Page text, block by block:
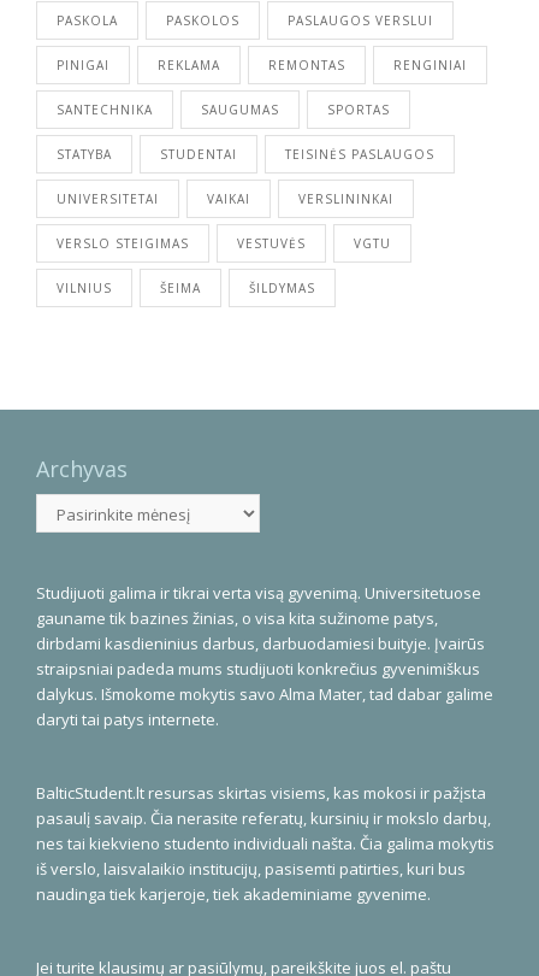
PASKOLA PASKOLOS PASLAUGOS VERSLUI
PINIGAI REKLAMA REMONTAS RENGINIAI
SANTECHNIKA SAUGUMAS SPORTAS
STATYBA STUDENTAI TEISINĖS PASLAUGOS
UNIVERSITETAI VAIKAI VERSLININKAI
VERSLO STEIGIMAS VESTUVĖS VGTU
VILNIUS ŠEIMA ŠILDYMAS
Archyvas
Studijuoti galima ir tikrai verta visą gyvenimą. Universitetuose
gauname tik bazines žinias, o visa kita sužinome patys,
dirbdami kasdieninius darbus, darbuodamiesi buityje. Įvairūs
straipsniai padeda mums studijuoti konkrečius gyvenimiškus
dalykus. Išmokome mokytis savo Alma Mater, tad dabar galime
daryti tai patys internete.
BalticStudent.lt resursas skirtas visiems, kas mokosi ir pažįsta
pasaulį savaip. Čia nerasite referatų, kursinių ir mokslo darbų,
nes tai kiekvieno studento individuali našta. Čia galima mokytis
iš verslo, laisvalaikio institucijų, pasisemti patirties, kuri bus
naudinga tiek karjeroje, tiek akademiniame gyvenime.
Jei turite klausimų ar pasiūlymų, pareikškite juos el. paštu